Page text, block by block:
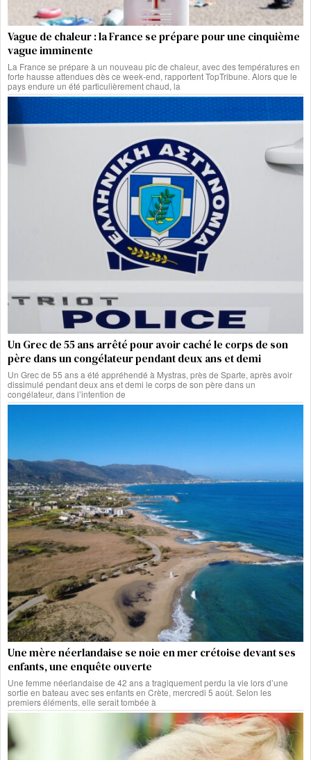
Vague de chaleur : la France se prépare pour une cinquième
vague imminente
La France se prépare à un nouveau pic de chaleur, avec des températures en
forte hausse attendues dès ce week-end, rapportent TopTribune. Alors que le
pays endure un été particulièrement chaud, la
Un Grec de 55 ans arrêté pour avoir caché le corps de son
père dans un congélateur pendant deux ans et demi
Un Grec de 55 ans a été appréhendé à Mystras, près de Sparte, après avoir
dissimulé pendant deux ans et demi le corps de son père dans un
congélateur, dans l’intention de
Une mère néerlandaise se noie en mer crétoise devant ses
enfants, une enquête ouverte
Une femme néerlandaise de 42 ans a tragiquement perdu la vie lors d’une
sortie en bateau avec ses enfants en Crète, mercredi 5 août. Selon les
premiers éléments, elle serait tombée à